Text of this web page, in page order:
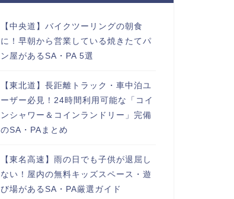
【中央道】バイクツーリングの朝食
に！早朝から営業している焼きたてパ
ン屋があるSA・PA 5選
【東北道】長距離トラック・車中泊ユ
ーザー必見！24時間利用可能な「コイ
ンシャワー＆コインランドリー」完備
のSA・PAまとめ
【東名高速】雨の日でも子供が退屈し
ない！屋内の無料キッズスペース・遊
び場があるSA・PA厳選ガイド